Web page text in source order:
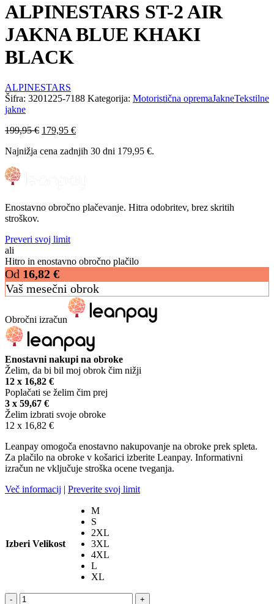
ALPINESTARS ST-2 AIR
JAKNA BLUE KHAKI
BLACK
ALPINESTARS
Šifra: 3201225-7188 Kategorija: Motoristična opremaJakneTekstilne
jakne
199,95€ Izvirna
je
179,95 €Trenutna
je:
Najnižja cena zadnjih 30 dni 179,95 €.
Enostavno obročno plačevanje. Hitra odobritev, brez skritih
stroškov.
Preveri svoj limit
ali
Hitro in enostavno obročno plačilo
Od 16,82 €
Vaš mesečni obrok
Obročni izračun
Enostavni nakupi na obroke
Želim, da bi bil moj obrok čim nižji
12 x 16,82 €
Poplačati se želim čim prej
3 x 59,67 €
Želim izbrati svoje obroke
12 x 16,82 €
Leanpay omogoča enostavno nakupovanje na obroke prek spleta.
Za plačilo na obroke v košarici izberite Leanpay. Informativni
izračun ne vključuje stroška ocene tveganja.
Več informacij | Preverite svoj limit
Izberi Velikost
M
S
2XL
3XL
4XL
L
XL
-
ALPINESTARS
+